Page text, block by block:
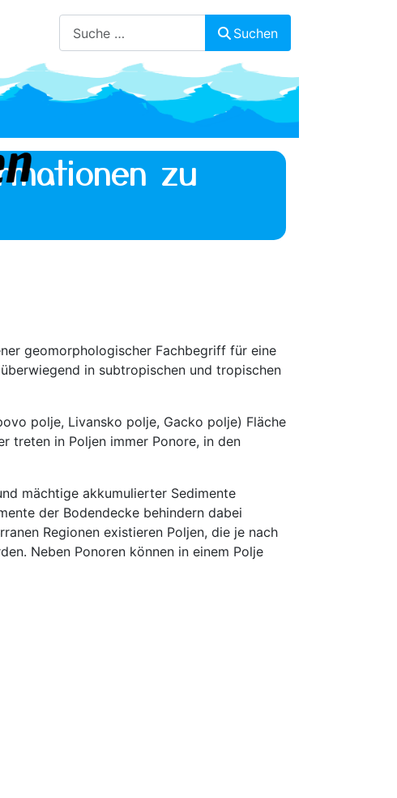
Suchen
zu
geomorphologischer Fachbegriff für eine
in subtropischen und tropischen
polje, Livansko polje, Gacko polje) Fläche
treten in Poljen immer Ponore, in den
mächtige akkumulierter Sedimente
der Bodendecke behindern dabei
Regionen existieren Poljen, die je nach
Neben Ponoren können in einem Polje